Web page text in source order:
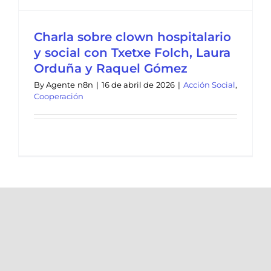
Charla sobre clown hospitalario
y social con Txetxe Folch, Laura
Orduña y Raquel Gómez
ByAgente n8n | 16 de abril de 2026 | Acción Social,
Cooperación